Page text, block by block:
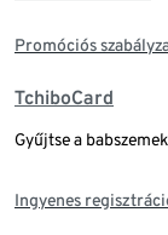
Promóciós
TchiboCard
Gyűjtse a
Ingyenes